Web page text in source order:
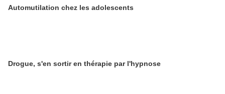
Automutilation chez les adolescents
Drogue, s'en sortir en thérapie par l'hypnose